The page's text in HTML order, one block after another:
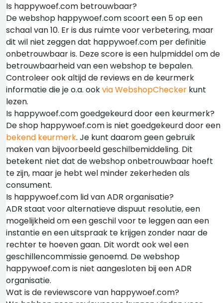
Is happywoef.com betrouwbaar?
De webshop happywoef.com scoort een 5 op een
schaal van 10. Er is dus ruimte voor verbetering, maar
dit wil niet zeggen dat happywoef.com per definitie
onbetrouwbaar is. Deze score is een hulpmiddel om de
betrouwbaarheid van een webshop te bepalen.
Controleer ook altijd de reviews en de keurmerk
informatie die je o.a. ookvia WebshopChecker kunt
lezen.
Is happywoef.com goedgekeurd door een keurmerk?
De shop happywoef.com is niet goedgekeurd door een
bekend keurmerk. Je kunt daarom geen gebruik
maken van bijvoorbeeld geschilbemiddeling. Dit
betekent niet dat de webshop onbetrouwbaar hoeft
te zijn, maar je hebt wel minder zekerheden als
consument.
Is happywoef.com lid van ADR organisatie?
ADR staat voor alternatieve dispuut resolutie, een
mogelijkheid om een geschil voor te leggen aan een
instantie en een uitspraak te krijgen zonder naar de
rechter te hoeven gaan. Dit wordt ook wel een
geschillencommissie genoemd. De webshop
happywoef.com is niet aangesloten bij een ADR
organisatie.
Wat is de reviewscore van happywoef.com?